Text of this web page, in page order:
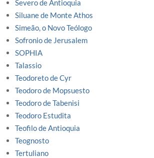
Severo de Antioquia
Siluane de Monte Athos
Simeão, o Novo Teólogo
Sofronio de Jerusalem
SOPHIA
Talassio
Teodoreto de Cyr
Teodoro de Mopsuesto
Teodoro de Tabenisi
Teodoro Estudita
Teofilo de Antioquia
Teognosto
Tertuliano